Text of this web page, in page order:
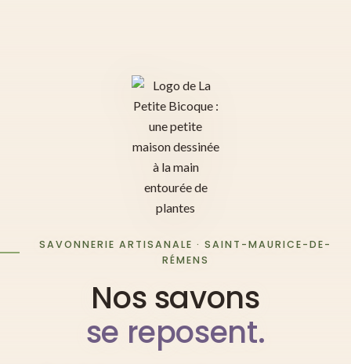
SAVONNERIE ARTISANALE · SAINT-MAURICE-DE-
RÉMENS
Nos savons
se reposent.